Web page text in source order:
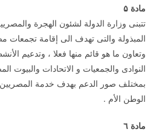
مادة۵
تتبنى وزارة الدولة لشئون الهجرة
المبذولة والتى تهدف الى إقامة تجمعات
وتعاون ما هو قائم منها فعلا ، وتدعيم
النوادى والجمعيات و الاتحادات والبيوت
بمختلف صور الدعم بهدف خدمة المصريين
الوطن الأم .
مادة ٦